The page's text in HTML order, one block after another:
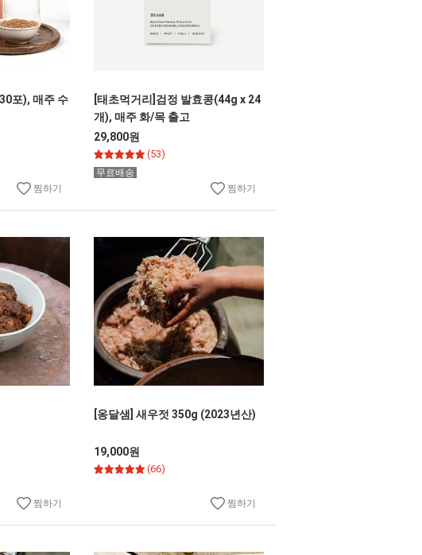
포), 매주 수
찜하기
[태초먹거리]검정 발효콩(44g x 24
개), 매주 화/목 출고
29,800원
(53)
무료배송
찜하기
찜하기
[옹달샘] 새우젓 350g (2023년산)
19,000원
(66)
찜하기